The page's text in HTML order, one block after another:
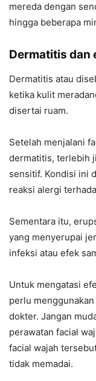
mereda dengan
hingga beberapa
Dermatitis dan
Dermatitis atau
ketika kulit
disertai ruam.
Setelah menjalani
dermatitis, terlebih
sensitif. Kondisi ini
reaksi alergi
Sementara itu,
yang menyerupai
infeksi atau efek
Untuk mengatasi
perlu
dokter. Jangan
perawatan facial
facial wajah
tidak memadai.